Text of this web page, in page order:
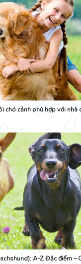
chó cảnh phù hợp với nhà
A-Z Đặc điểm –